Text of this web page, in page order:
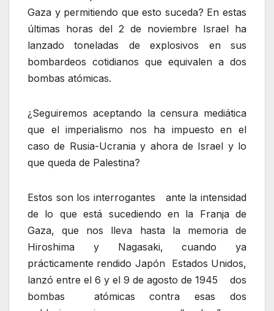
Gaza y permitiendo que esto suceda? En estas
últimas horas del 2 de noviembre Israel ha
lanzado toneladas de explosivos en sus
bombardeos cotidianos que equivalen a dos
bombas atómicas.
¿Seguiremos aceptando la censura mediática
que el imperialismo nos ha impuesto en el
caso de Rusia-Ucrania y ahora de Israel y lo
que queda de Palestina?
Estos son los interrogantes ante la intensidad
de lo que está sucediendo en la Franja de
Gaza, que nos lleva hasta la memoria de
Hiroshima y Nagasaki, cuando ya
prácticamente rendido Japón Estados Unidos,
lanzó entre el 6 y el 9 de agosto de 1945 dos
bombas atómicas contra esas dos